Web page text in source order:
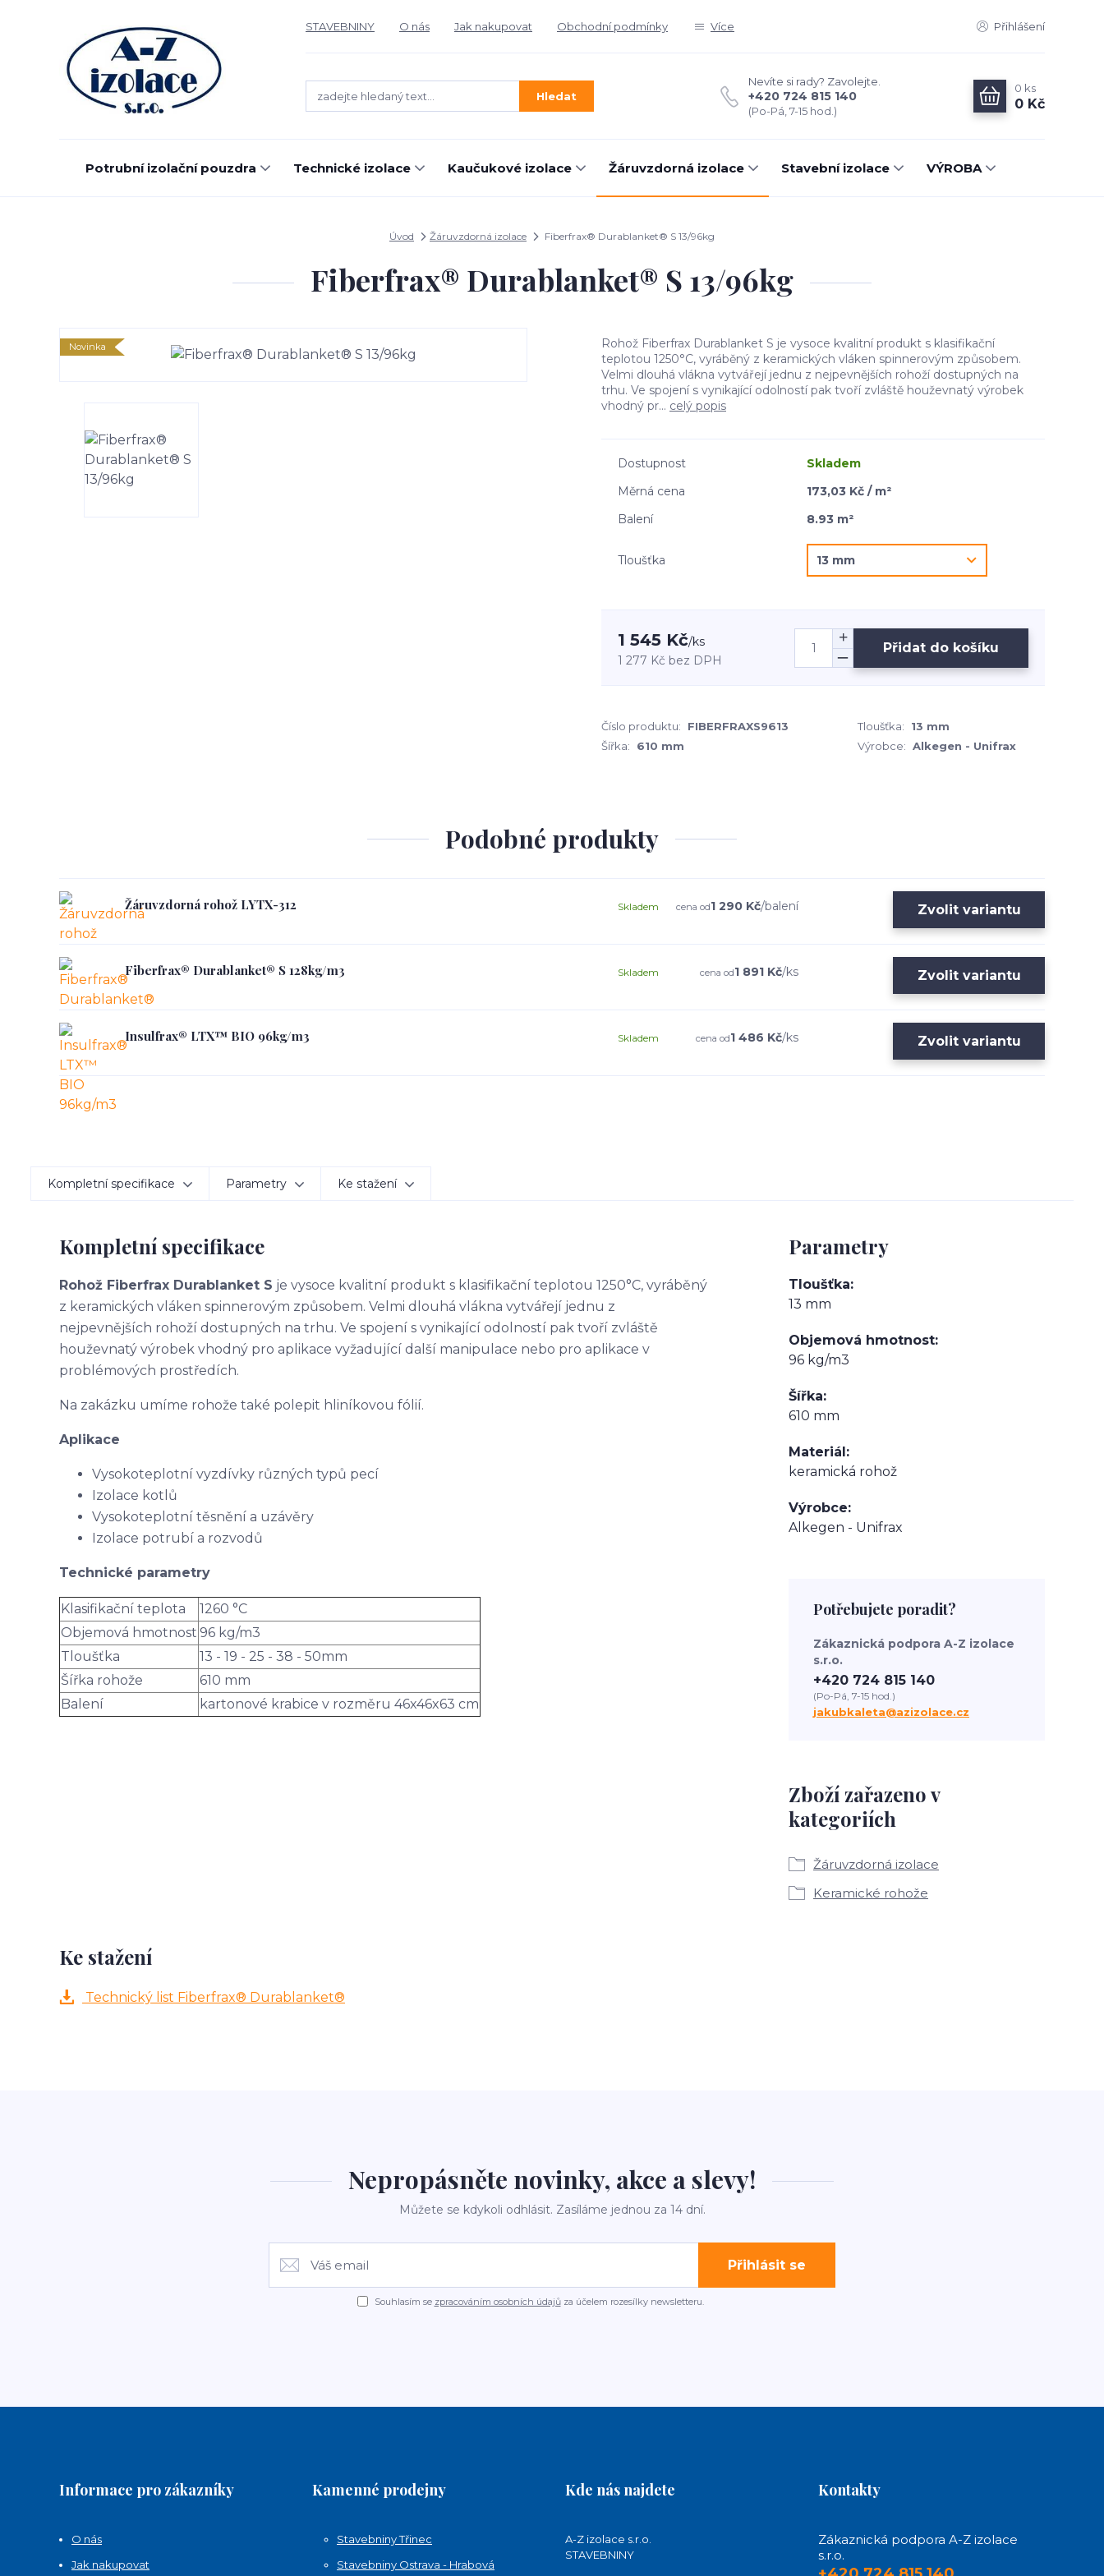
STAVEBNINY O nás Jak nakupovat Obchodní podmínky Více Přihlášení
Hledat
Nevíte si rady? Zavolejte.
+420 724 815 140
(Po-Pá, 7-15 hod.)
0 ks
0 Kč
Potrubní izolační pouzdra Technické izolace Kaučukové izolace Žáruvzdorná izolace Stavební izolace VÝROBA
Úvod Žáruvzdorná izolace Fiberfrax® Durablanket® S 13/96kg
Fiberfrax® Durablanket® S 13/96kg
Novinka
Rohož Fiberfrax Durablanket S je vysoce kvalitní produkt s klasifikační
teplotou 1250°C, vyráběný z keramických vláken spinnerovým způsobem.
Velmi dlouhá vlákna vytvářejí jednu z nejpevnějších rohoží dostupných na
trhu. Ve spojení s vynikající odolností pak tvoří zvláště houževnatý výrobek
vhodný pr... celý popis
Dostupnost
Skladem
Měrná cena
173,03 Kč / m²
Balení
8.93 m²
Tloušťka
1 545 Kč/ks
1 277 Kč bez DPH
Přidat do košíku
Číslo produktu: FIBERFRAXS9613 Tloušťka:
13 mm
Šířka:
610 mm Výrobce: Alkegen - Unifrax
Podobné produkty
Žáruvzdorná rohož LYTX-312 cena od1 290 Kč/balení
Skladem Zvolit variantu
Fiberfrax® Durablanket® S 128kg/m3 cena od1 891 Kč/ks
Skladem Zvolit variantu
Insulfrax® LTX™ BIO 96kg/m3 cena od1 486 Kč/ks
Skladem Zvolit variantu
Kompletní specifikace Parametry Ke stažení
Kompletní specifikace
Rohož Fiberfrax Durablanket S je vysoce kvalitní produkt s klasifikační teplotou 1250°C, vyráběný
z keramických vláken spinnerovým způsobem. Velmi dlouhá vlákna vytvářejí jednu z
nejpevnějších rohoží dostupných na trhu. Ve spojení s vynikající odolností pak tvoří zvláště
houževnatý výrobek vhodný pro aplikace vyžadující další manipulace nebo pro aplikace v
problémových prostředích.
Na zakázku umíme rohože také polepit hliníkovou fólií.
Aplikace
Vysokoteplotní vyzdívky různých typů pecí
Izolace kotlů
Vysokoteplotní těsnění a uzávěry
Izolace potrubí a rozvodů
Technické parametry
Klasifikační teplota
1260 °C
Objemová hmotnost 96 kg/m3
Tloušťka
13 - 19 - 25 - 38 - 50mm
Šířka rohože
610 mm
Balení
kartonové krabice v rozměru 46x46x63 cm
Parametry
Tloušťka
13 mm
Objemová hmotnost
96 kg/m3
Šířka
610 mm
Materiál
keramická rohož
Výrobce
Alkegen - Unifrax
Zboží zařazeno v
kategoriích
Žáruvzdorná izolace
Keramické rohože
Potřebujete poradit?
Zákaznická podpora A-Z izolace
s.r.o.
+420 724 815 140
(Po-Pá, 7-15 hod.)
jakubkaleta@azizolace.cz
Ke stažení
Technický list Fiberfrax® Durablanket®
Nepropásněte novinky, akce a slevy!
Můžete se kdykoli odhlásit. Zasíláme jednou za 14 dní.
Přihlásit se
Souhlasím se zpracováním osobních údajůza účelem rozesílky newsletteru.
Informace pro zákazníky
O nás
Jak nakupovat
Kamenné prodejny
Stavebniny Třinec
Stavebniny Ostrava - Hrabová
Kde nás najdete
A-Z izolace s.r.o.
STAVEBNINY
Kontakty
Zákaznická podpora A-Z izolace
s.r.o.